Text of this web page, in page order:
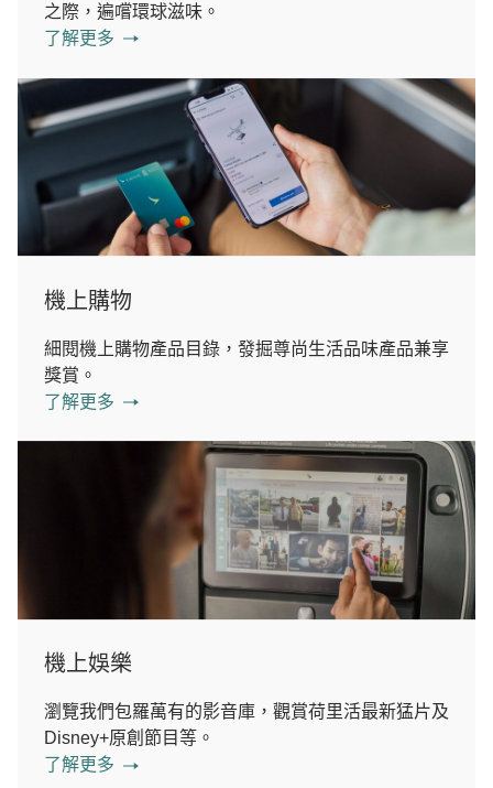
之際，遍嚐環球滋味。
了解更多
機上購物
細閱機上購物產品目錄，發掘尊尚生活品味產品兼享
獎賞。
了解更多
機上娛樂
瀏覽我們包羅萬有的影音庫，觀賞荷里活最新猛片及
Disney+原創節目等。
了解更多